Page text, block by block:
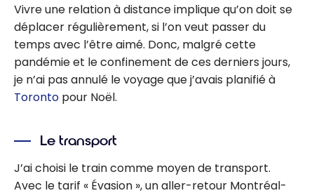
Vivre une relation à distance implique qu’on doit se
déplacer régulièrement, si l’on veut passer du
temps avec l’être aimé. Donc, malgré cette
pandémie et le confinement de ces derniers jours,
je n’ai pas annulé le voyage que j’avais planifié à
Toronto pour Noël.
Le transport
J’ai choisi le train comme moyen de transport.
Avec le tarif « Évasion », un aller-retour Montréal-